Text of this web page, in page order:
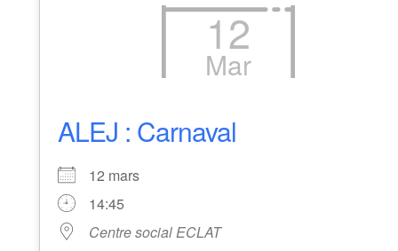
12
Mar
ALEJ : Carnaval
12 mars
14:45
Centre social ECLAT